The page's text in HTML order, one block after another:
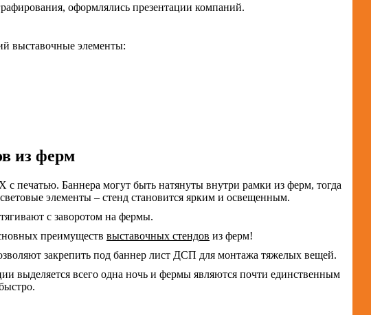
оформлялись презентации компаний.
выставочные элементы:
из ферм
печатью. Баннера могут быть натянуты внутри рамки из ферм, тогда
элементы – стенд становится ярким и освещенным.
с заворотом на фермы.
преимуществ выставочных стендов из ферм!
закрепить под баннер лист ДСП для монтажа тяжелых вещей.
выделяется всего одна ночь и фермы являются почти единственным